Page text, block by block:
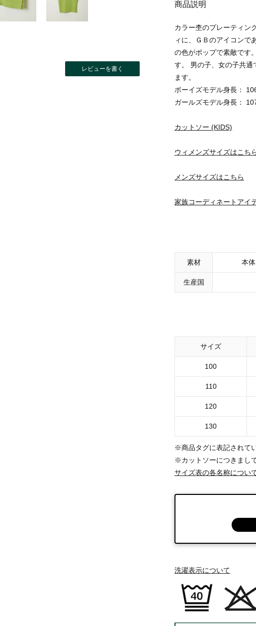
レビューを書く
商品説明
カラー杢のプレーティン
ィに、ＧＢのアイコンで
の色がポップで素敵です
す。 男の子、女の子共通
ます。
ボーイズモデル身長：
ガールズモデル身長：
カットソー (KIDS)
ウィメンズサイズはこち
メンズサイズはこちら
家族コーディネートアイ
素材 本
生産国
サイズ
100
110
120
130
※商品タグに表記されて
※カットソーにつきまし
サイズ表の各名称につい
洗濯表示について